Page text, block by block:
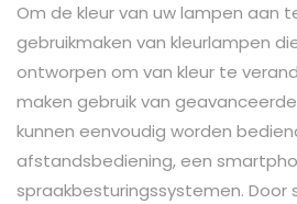
Om de kleur van uw lampen aan
gebruikmaken van kleurlampen
ontworpen om van kleur te
maken gebruik van
kunnen eenvoudig worden
afstandsbediening, een
spraakbesturingssystemen. Door